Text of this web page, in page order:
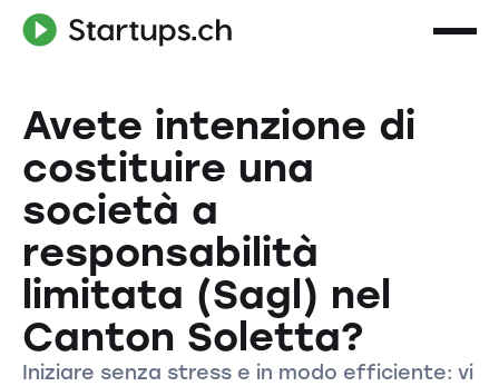
Avete intenzione di
costituire una
società a
responsabilità
limitata (Sagl) nel
Canton Soletta?
Iniziare senza stress e in modo efficiente: vi